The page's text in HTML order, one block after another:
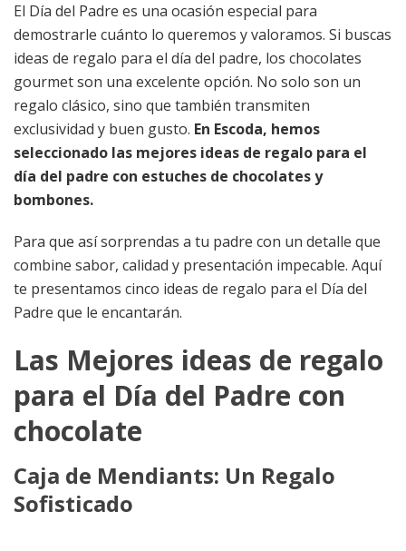
El Día del Padre es una ocasión especial para
demostrarle cuánto lo queremos y valoramos. Si buscas
ideas de regalo para el día del padre, los chocolates
gourmet son una excelente opción. No solo son un
regalo clásico, sino que también transmiten
exclusividad y buen gusto. En Escoda, hemos
seleccionado las mejores ideas de regalo para el
día del padre con estuches de chocolates y
bombones.
Para que así sorprendas a tu padre con un detalle que
combine sabor, calidad y presentación impecable. Aquí
te presentamos cinco ideas de regalo para el Día del
Padre que le encantarán.
Las Mejores ideas de regalo
para el Día del Padre con
chocolate
Caja de Mendiants: Un Regalo
Sofisticado